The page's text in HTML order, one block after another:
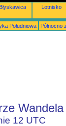
Lotnisko
Południowa Północno
Wandela
12 UTC